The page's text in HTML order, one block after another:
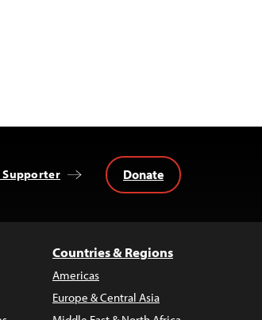
Supporter Donate
Countries & Regions
Americas
Europe & Central Asia